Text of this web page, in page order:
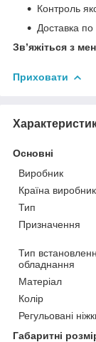
Контроль
Доставка по
Зв’яжіться з
Приховати
Основні
Виробник
Країна виробник
Тип
Призначення
Тип
обладнання
Матеріал
Колір
Регульовані
Габаритні